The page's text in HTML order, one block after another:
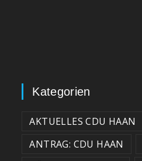
Kategorien
AKTUELLES CDU HAAN
ANTRAG: CDU HAAN